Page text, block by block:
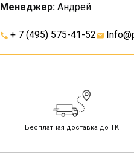
Менеджер: Андрей
+ 7 (495) 575-41-52
Бесплатная доставка до ТК